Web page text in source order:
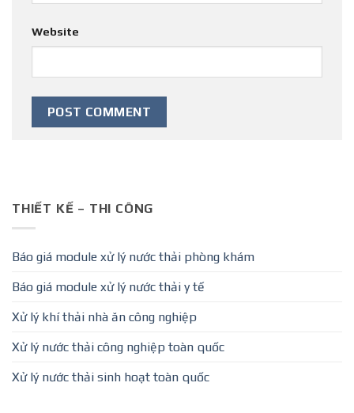
Website
THIẾT KẾ – THI CÔNG
Báo giá module xử lý nước thải phòng khám
Báo giá module xử lý nước thải y tế
Xử lý khí thải nhà ăn công nghiệp
Xử lý nước thải công nghiệp toàn quốc
Xử lý nước thải sinh hoạt toàn quốc